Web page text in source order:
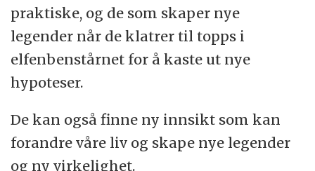
praktiske, og de som skaper nye
legender når de klatrer til topps i
elfenbenstårnet for å kaste ut nye
hypoteser.
De kan også finne ny innsikt som kan
forandre våre liv og skape nye legender
og ny virkelighet.